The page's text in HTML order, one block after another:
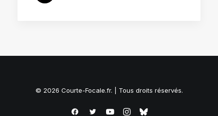
© 2026 Courte-Focale.fr. | Tous droits réservés.